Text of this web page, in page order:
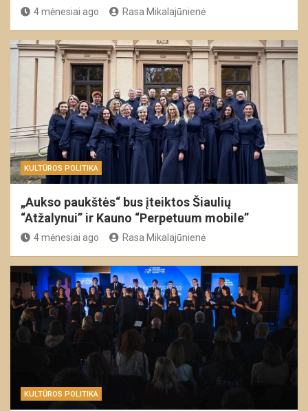
4 mėnesiai ago Rasa Mikalajūnienė
KULTŪROS POLITIKA
„Aukso paukštės“ bus įteiktos Šiaulių
“Atžalynui” ir Kauno “Perpetuum mobile”
4 mėnesiai ago Rasa Mikalajūnienė
KULTŪROS POLITIKA